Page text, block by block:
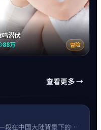
鸣潜伏
88万 冒险
查看更多 →
段在中国大陆背景下的动